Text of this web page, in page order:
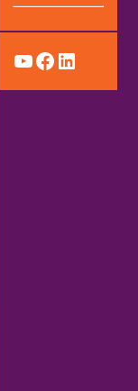
YouTube
Facebook
LinkedIn